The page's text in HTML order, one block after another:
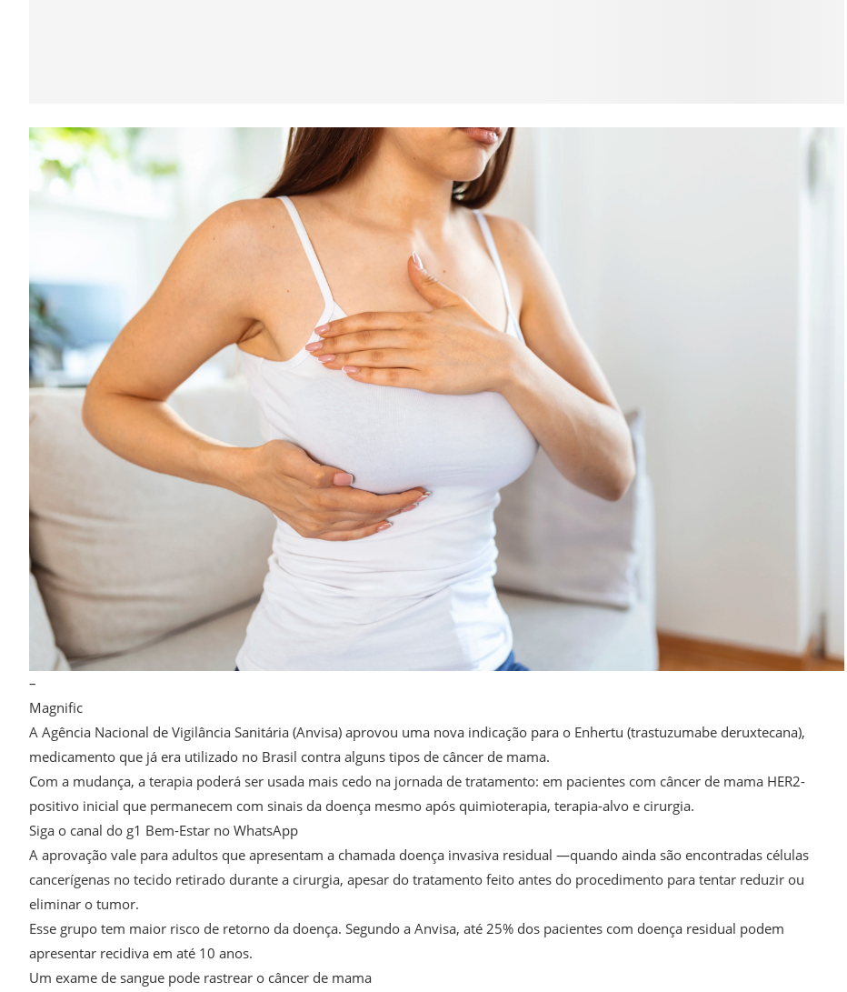
–
Magnific
A Agência Nacional de Vigilância Sanitária (Anvisa) aprovou uma nova indicação para o Enhertu (trastuzumabe deruxtecana),
medicamento que já era utilizado no Brasil contra alguns tipos de câncer de mama.
Com a mudança, a terapia poderá ser usada mais cedo na jornada de tratamento: em pacientes com câncer de mama HER2-
positivo inicial que permanecem com sinais da doença mesmo após quimioterapia, terapia-alvo e cirurgia.
Siga o canal do g1 Bem-Estar no WhatsApp
A aprovação vale para adultos que apresentam a chamada doença invasiva residual —quando ainda são encontradas células
cancerígenas no tecido retirado durante a cirurgia, apesar do tratamento feito antes do procedimento para tentar reduzir ou
eliminar o tumor.
Esse grupo tem maior risco de retorno da doença. Segundo a Anvisa, até 25% dos pacientes com doença residual podem
apresentar recidiva em até 10 anos.
Um exame de sangue pode rastrear o câncer de mama